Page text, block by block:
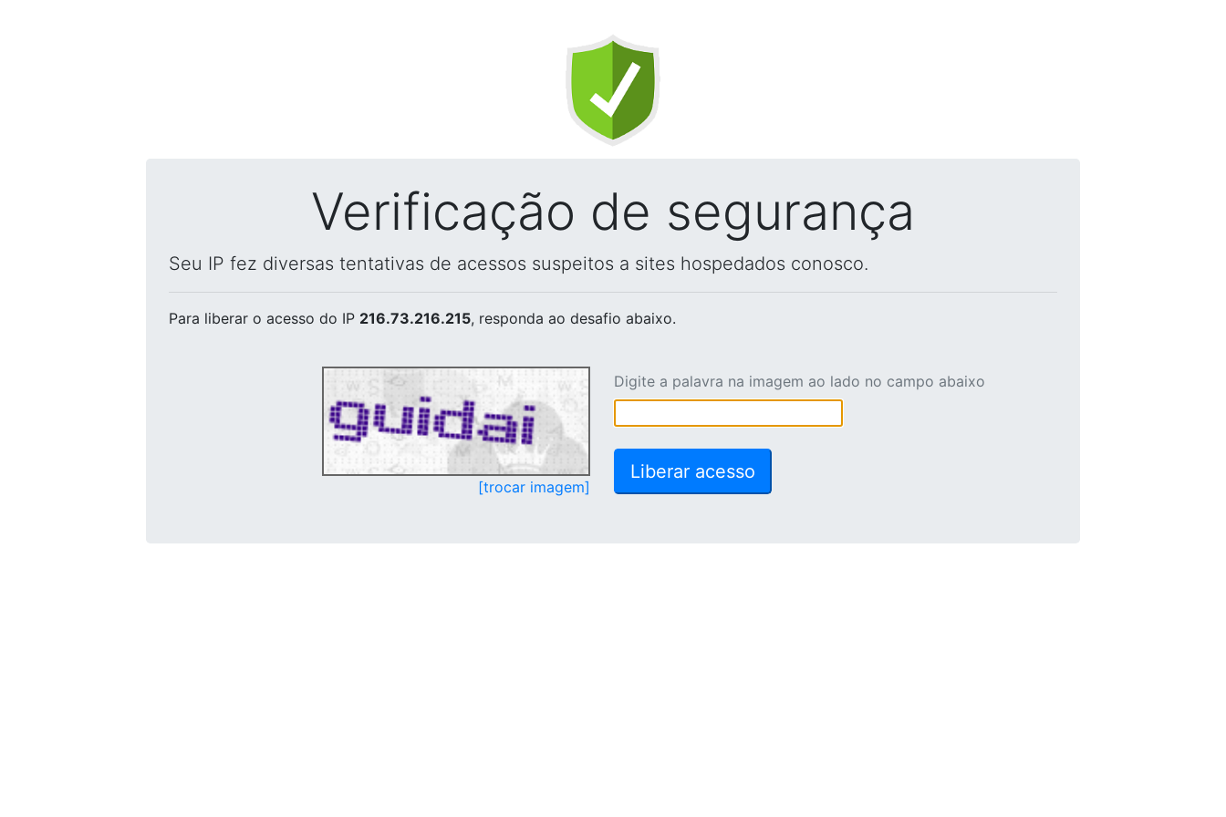
Verificação de segurança
Seu IP fez diversas tentativas de acessos suspeitos a sites hospedados conosco.
Para liberar o acesso do IP 216.73.216.215, responda ao desafio abaixo.
[trocar imagem]
Digite a palavra na imagem ao lado no campo abaixo